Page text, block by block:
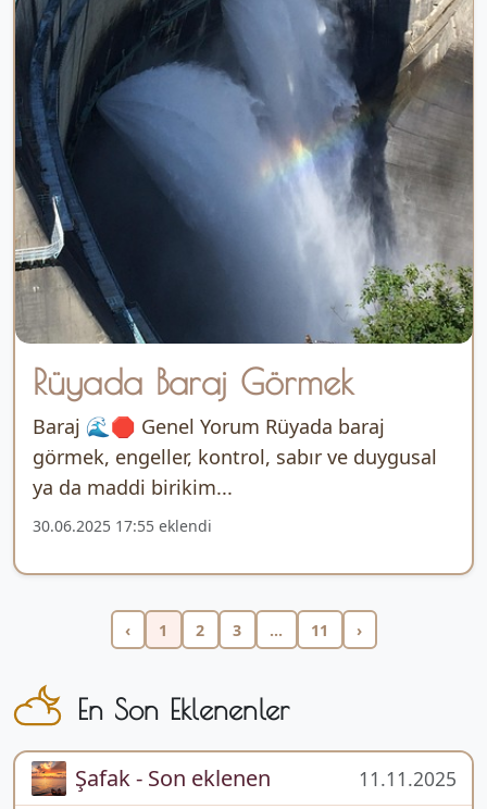
Rüyada Baraj Görmek
Baraj 🌊🛑 Genel Yorum Rüyada baraj
görmek, engeller, kontrol, sabır ve duygusal
ya da maddi birikim...
30.06.2025 17:55 eklendi
‹ 1 2 3 ... 11 ›
En Son Eklenenler
Şafak - Son eklenen 11.11.2025